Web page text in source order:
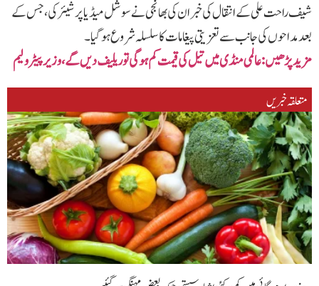
شیف راحت علی کے انتقال کی خبر ان کی بھانجی نے سوشل میڈیا پر شیئر کی، جس کے
بعد مداحوں کی جانب سے تعزیتی پیغامات کا سلسلہ شروع ہو گیا۔
مزید پڑھیں: عالمی منڈی میں تیل کی قیمت کم ہوگی تو ریلیف دیں گے،وزیر پیٹرولیم
متعلقہ خبریں